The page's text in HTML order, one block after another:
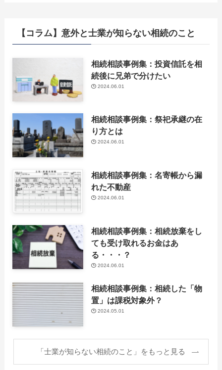
【コラム】意外と士業が知らない相続のこと
相続相談事例集：投資信託を相
続後に兄弟で分けたい
2024.06.01
相続相談事例集：祭祀承継の在
り方とは
2024.06.01
相続相談事例集：名寄帳から漏
れた不動産
2024.06.01
相続相談事例集：相続放棄をし
ても受け取れるお金はあ
る・・・？
2024.06.01
相続相談事例集：相続した「物
置」は課税対象外？
2024.05.01
「士業が知らない相続のこと」をもっと見る